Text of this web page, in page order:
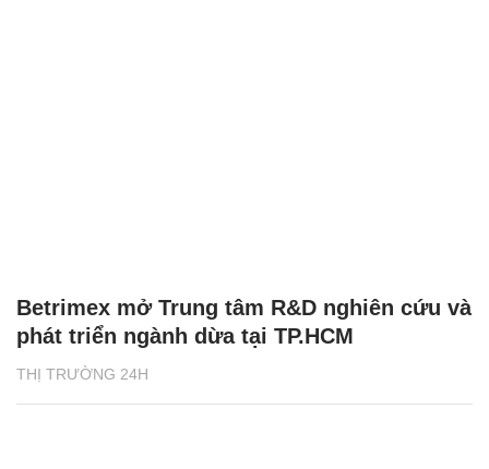
THỊ TRƯỜNG 24H
Betrimex mở Trung tâm R&D nghiên cứu và
phát triển ngành dừa tại TP.HCM